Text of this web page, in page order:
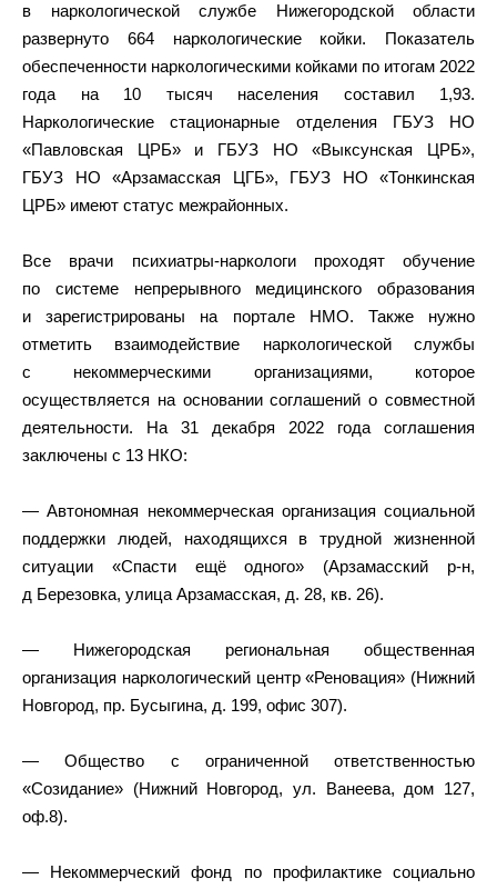
в наркологической службе Нижегородской области
развернуто 664 наркологические койки. Показатель
обеспеченности наркологическими койками по итогам 2022
года на 10 тысяч населения составил 1,93.
Наркологические стационарные отделения ГБУЗ НО
«Павловская ЦРБ» и ГБУЗ НО «Выксунская ЦРБ»,
ГБУЗ НО «Арзамасская ЦГБ», ГБУЗ НО «Тонкинская
ЦРБ» имеют статус межрайонных.
Все врачи психиатры-наркологи проходят обучение
по системе непрерывного медицинского образования
и зарегистрированы на портале НМО. Также нужно
отметить взаимодействие наркологической службы
с некоммерческими организациями, которое
осуществляется на основании соглашений о совместной
деятельности. На 31 декабря 2022 года соглашения
заключены с 13 НКО:
— Автономная некоммерческая организация социальной
поддержки людей, находящихся в трудной жизненной
ситуации «Спасти ещё одного» (Арзамасский р-н,
д Березовка, улица Арзамасская, д. 28, кв. 26).
— Нижегородская региональная общественная
организация наркологический центр «Реновация» (Нижний
Новгород, пр. Бусыгина, д. 199, офис 307).
— Общество с ограниченной ответственностью
«Созидание» (Нижний Новгород, ул. Ванеева, дом 127,
оф.8).
— Некоммерческий фонд по профилактике социально